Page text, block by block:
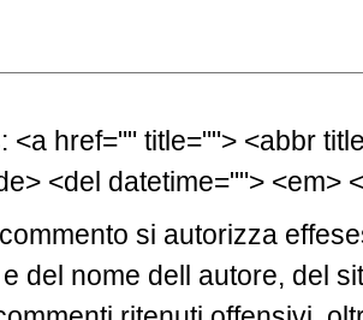
<a href="" title=""> <abbr
<del datetime=""> <em>
si autorizza
del nome dell autore, del